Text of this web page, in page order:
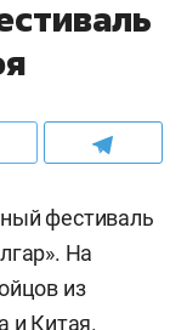
фестиваль
На
из
и Китая.